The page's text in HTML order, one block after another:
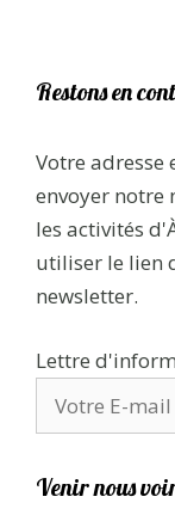
Restons en
Votre adresse
envoyer notre
les activités
utiliser le lien
newsletter.
Lettre
Venir nous